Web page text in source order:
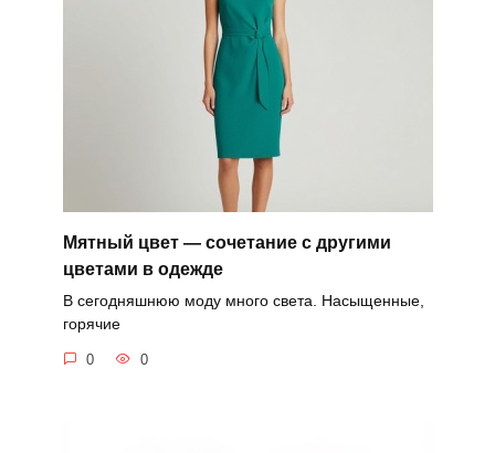
Мятный цвет — сочетание с другими
цветами в одежде
В сегодняшнюю моду много света. Насыщенные,
горячие
0 0